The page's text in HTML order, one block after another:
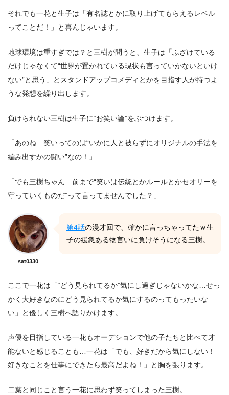
それでも一花と生子は「有名誌とかに取り上げてもらえるレベル
ってことだ！」と喜んじゃいます。
地球環境は重すぎでは？と三樹が問うと、生子は「ふざけている
だけじゃなくて“世界が置かれている現状も言っていかないといけ
ない”と思う」とスタンドアップコメディとかを目指す人が持つよ
うな発想を繰り出します。
負けられない三樹は生子に“お笑い論”をぶつけます。
「あのね…笑いってのは“いかに人と被らずにオリジナルの手法を
編み出すかの闘い”なの！」
「でも三樹ちゃん…前まで“笑いは伝統とかルールとかセオリーを
守っていくものだ”って言ってませんでした？」
sat0330
第4話の漫才回で、確かに言っちゃってたｗ生
子の緩急ある物言いに負けそうになる三樹。
ここで一花は「“どう見られてるか”気にし過ぎじゃないかな…せっ
かく大好きなのにどう見られてるか気にするのってもったいな
い」と優しく三樹へ語りかけます。
声優を目指している一花もオーデションで他の子たちと比べて才
能ないと感じることも…一花は「でも、好きだから気にしない！
好きなことを仕事にできたら最高だよね！」と胸を張ります。
二葉と同じこと言う一花に思わず笑ってしまった三樹。